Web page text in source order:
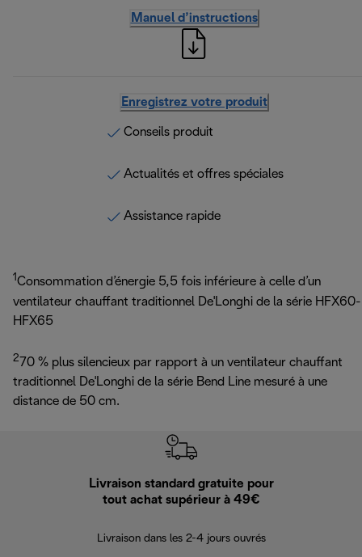
Manuel d’instructions
Enregistrez votre produit
Conseils produit
Actualités et offres spéciales
Assistance rapide
1 Consommation d’énergie 5,5 fois inférieure à celle d’un
ventilateur chauffant traditionnel De'Longhi de la série HFX60-
HFX65
2 70 % plus silencieux par rapport à un ventilateur chauffant
traditionnel De'Longhi de la série Bend Line mesuré à une
distance de 50 cm.
Livraison standard gratuite pour
tout achat supérieur à 49€
Livraison dans les 2-4 jours ouvrés